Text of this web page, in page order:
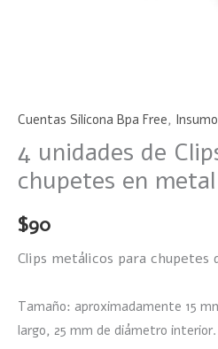
Cuentas Silicona Bpa Free,
4 unidades de
chupetes en metal
$90
Clips metálicos para chupetes
Tamaño: aproximadamente 15
largo, 25 mm de diámetro interior.